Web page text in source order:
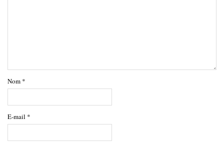
Nom *
E-mail *